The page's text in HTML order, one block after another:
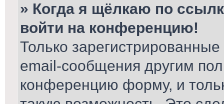
» Когда я щёлкаю по
войти на конференцию!
Только
email-сообщения другим
конференцию форму, и